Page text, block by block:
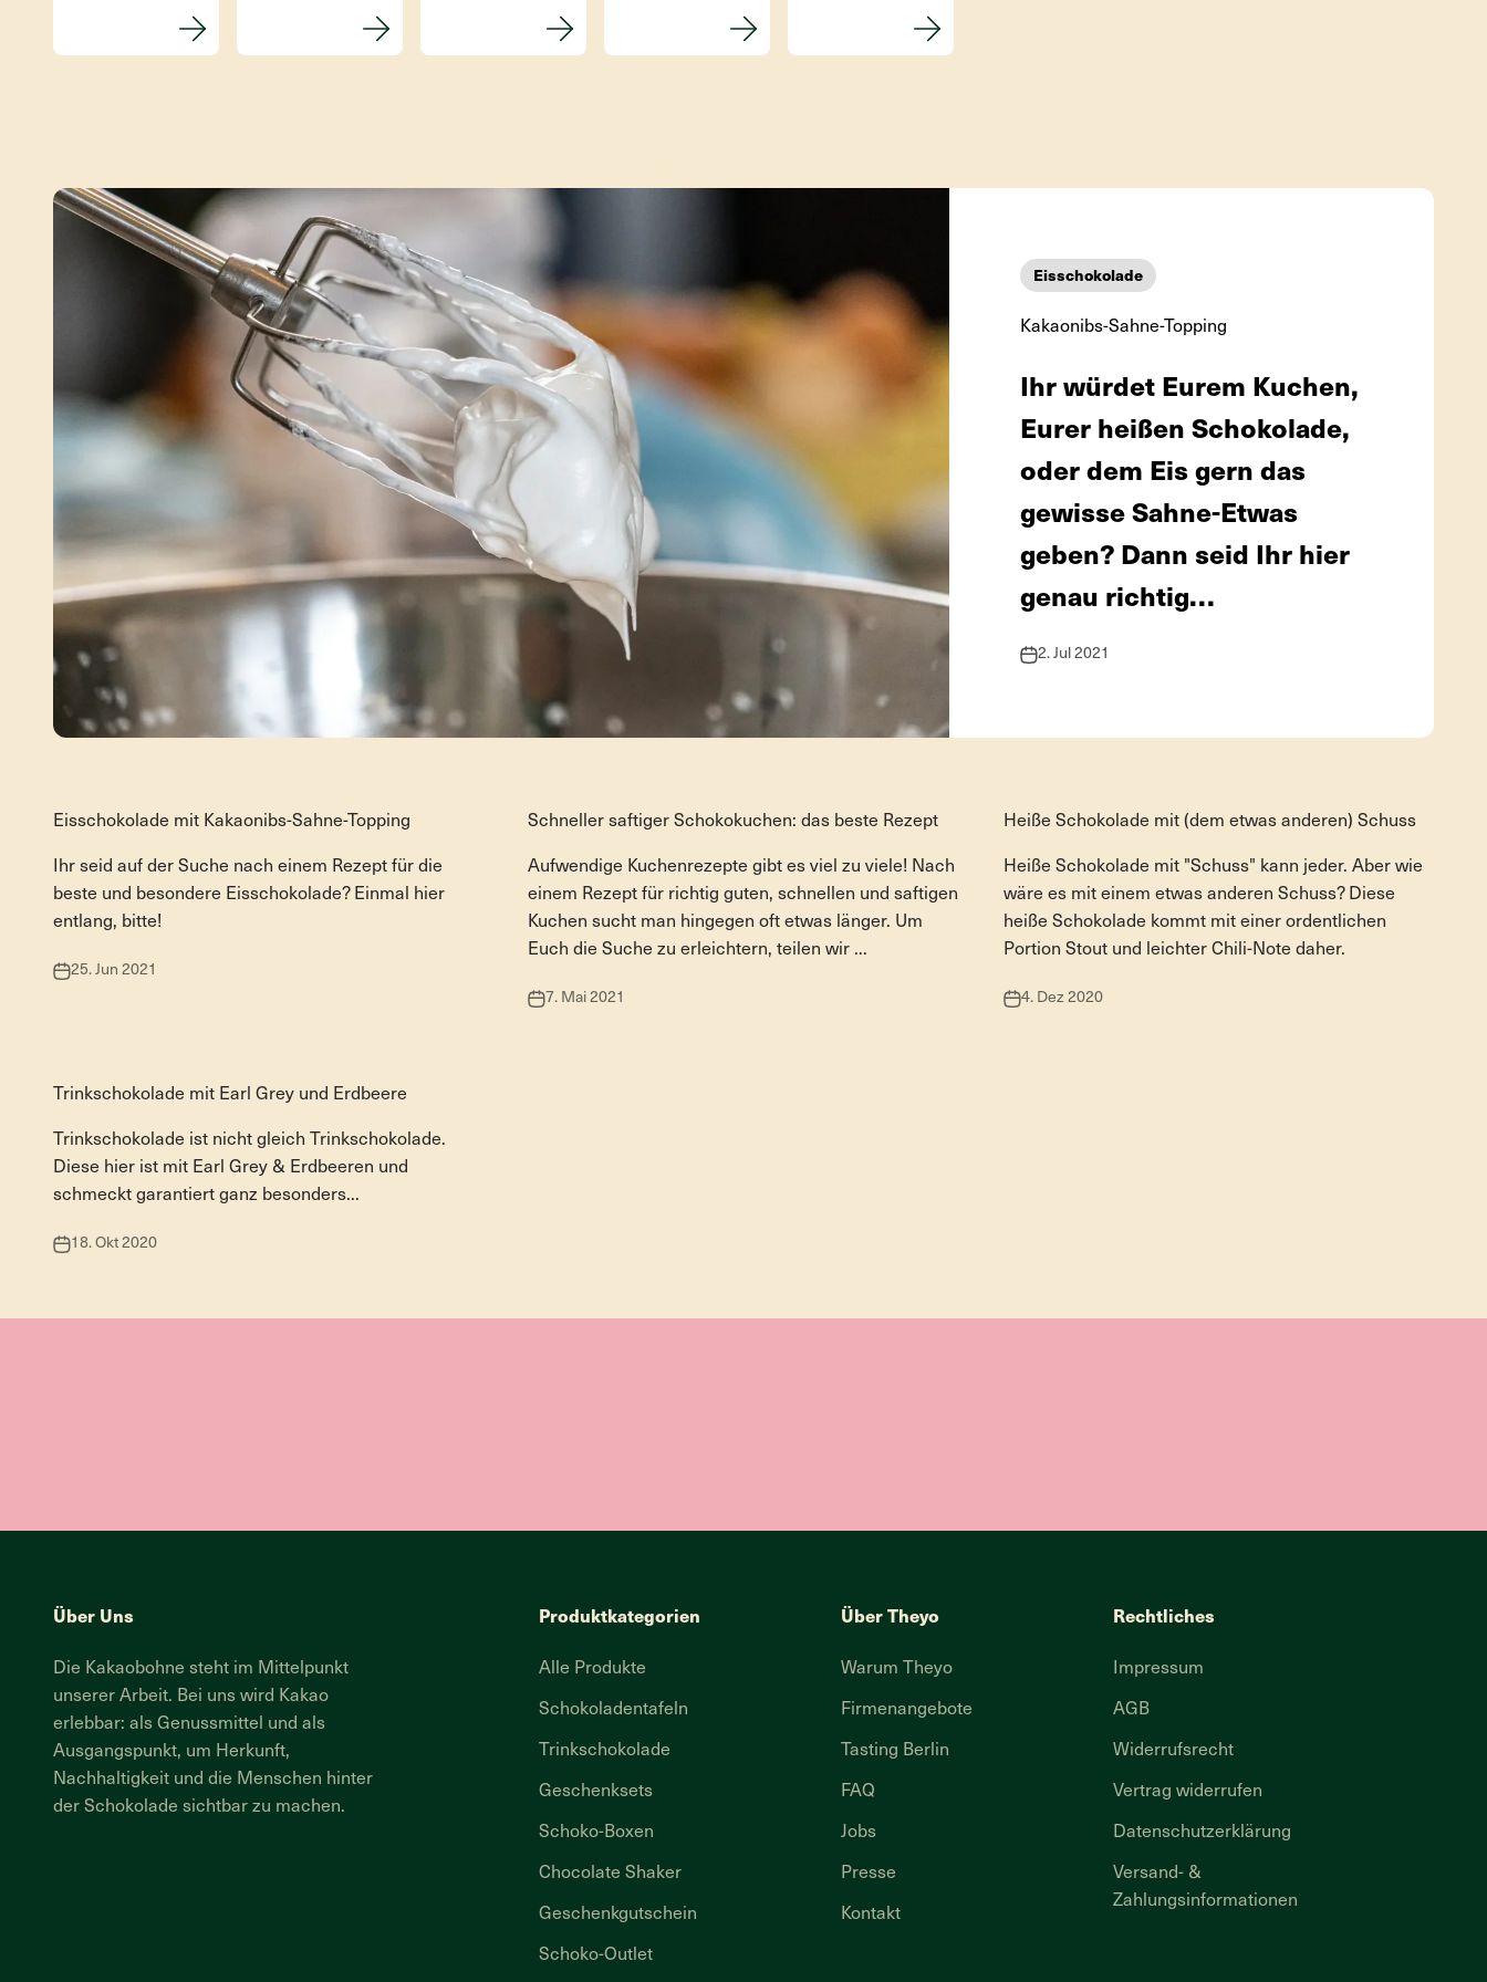
Eisschokolade
Kakaonibs-Sahne-Topping
Ihr würdet Eurem Kuchen,
Eurer heißen Schokolade,
oder dem Eis gern das
gewisse Sahne-Etwas
geben? Dann seid Ihr hier
genau richtig…
2. Jul 2021
Eisschokolade
Eisschokolade mit Kakaonibs-Sahne-Topping
Ihr seid auf der Suche nach einem Rezept für die
beste und besondere Eisschokolade? Einmal hier
entlang, bitte!
25. Jun 2021
Rezept
Schneller saftiger Schokokuchen: das beste Rezept
Aufwendige Kuchenrezepte gibt es viel zu viele! Nach
einem Rezept für richtig guten, schnellen und saftigen
Kuchen sucht man hingegen oft etwas länger. Um
Euch die Suche zu erleichtern, teilen wir ...
7. Mai 2021
heiße Schokolade
Heiße Schokolade mit (dem etwas anderen) Schuss
Heiße Schokolade mit "Schuss" kann jeder. Aber wie
wäre es mit einem etwas anderen Schuss? Diese
heiße Schokolade kommt mit einer ordentlichen
Portion Stout und leichter Chili-Note daher.
4. Dez 2020
heiße Schokolade
Trinkschokolade mit Earl Grey und Erdbeere
Trinkschokolade ist nicht gleich Trinkschokolade.
Diese hier ist mit Earl Grey & Erdbeeren und
schmeckt garantiert ganz besonders...
18. Okt 2020
Über Uns
Die Kakaobohne steht im Mittelpunkt
unserer Arbeit. Bei uns wird Kakao
erlebbar: als Genussmittel und als
Ausgangspunkt, um Herkunft,
Nachhaltigkeit und die Menschen hinter
der Schokolade sichtbar zu machen.
Produktkategorien
Alle Produkte
Schokoladentafeln
Trinkschokolade
Geschenksets
Schoko-Boxen
Chocolate Shaker
Geschenkgutschein
Schoko-Outlet
Über Theyo
Warum Theyo
Firmenangebote
Tasting Berlin
FAQ
Jobs
Presse
Kontakt
Rechtliches
Impressum
AGB
Widerrufsrecht
Vertrag widerrufen
Datenschutzerklärung
Versand- &
Zahlungsinformationen